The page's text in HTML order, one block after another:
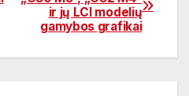
ir jų LCI modelių
gamybos grafikai